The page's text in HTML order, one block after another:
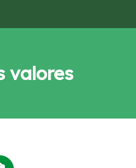
valores